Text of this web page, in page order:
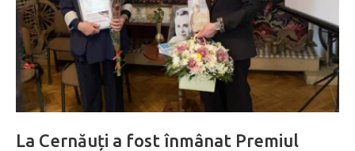
La Cernăuți a fost înmânat Premiul